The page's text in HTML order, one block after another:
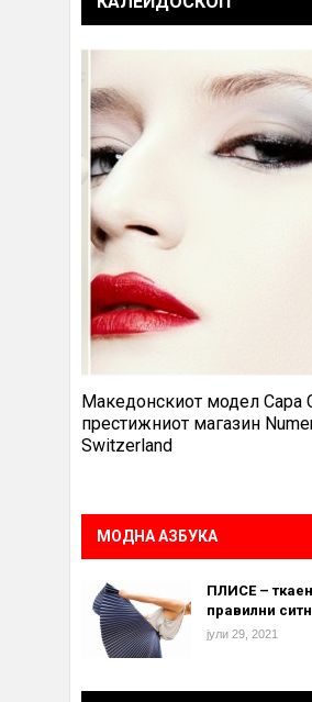
Македонскиот модел Сара
престижниот магазин
Switzerland
МОДНА АЗБУКА
ПЛИСЕ –
правилни
јули 29, 2021